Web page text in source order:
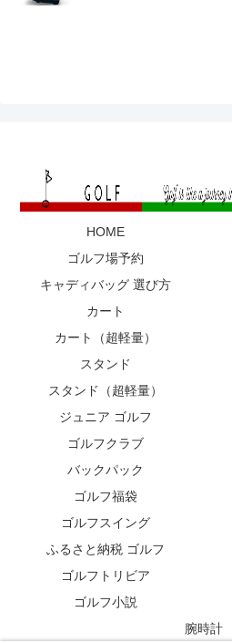
HOME
ゴルフ場予約
キャディバッグ 選び方
カート
カート（超軽量）
スタンド
スタンド（超軽量）
ジュニア ゴルフ
ゴルフクラブ
バックパック
ゴルフ福袋
ゴルフスイング
ふるさと納税 ゴルフ
ゴルフトリビア
ゴルフ小説
腕時計